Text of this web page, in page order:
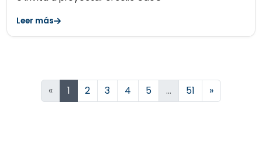
Leer más
« 1 2 3 4 5 … 51 »Siguiente